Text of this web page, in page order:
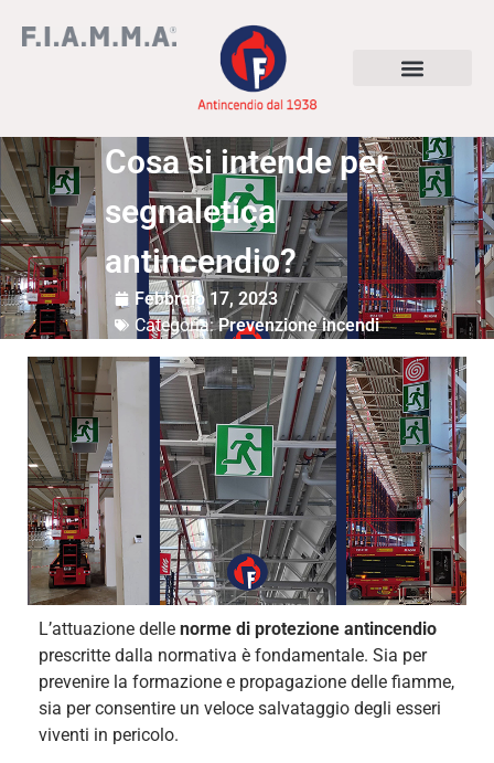
Cosa si intende per
segnaletica
antincendio?
Febbraio 17, 2023
Categoria: Prevenzione incendi
L’attuazione delle norme di protezione antincendio
prescritte dalla normativa è fondamentale. Sia per
prevenire la formazione e propagazione delle fiamme,
sia per consentire un veloce salvataggio degli esseri
viventi in pericolo.